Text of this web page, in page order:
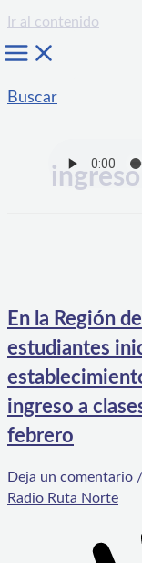
Ir al contenido
Buscar
En la Región
estudiantes
ingreso a
febrero
Deja un comentario /
Radio Ruta Norte